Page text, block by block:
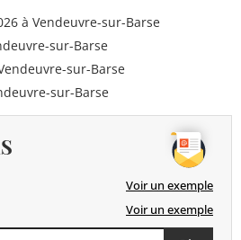
à Vendeuvre-sur-Barse
sur-Barse
sur-Barse
sur-Barse
Voir un exemple
Voir un exemple